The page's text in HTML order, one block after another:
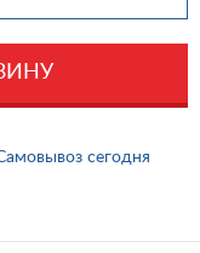
сегодня